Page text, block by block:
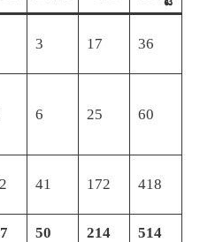
3 17 36
6 25 60
41 172 418
50 214 514